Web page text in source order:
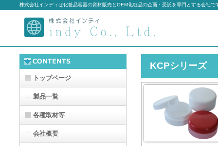
株式会社インディは化粧品容器の資材販売とOEM化粧品の企画・受託を専門とする会社で
KCPシリーズ
トップページ
製品一覧
各種取材等
会社概要